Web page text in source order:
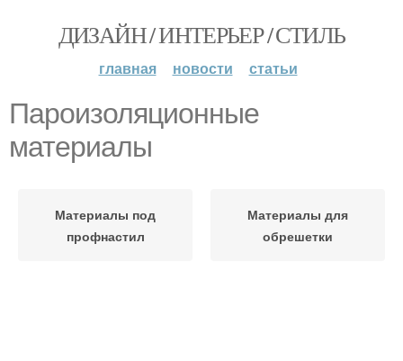
ДИЗАЙН / ИНТЕРЬЕР / СТИЛЬ
главная новости статьи
Пароизоляционные
материалы
Материалы под
профнастил
Материалы для
обрешетки